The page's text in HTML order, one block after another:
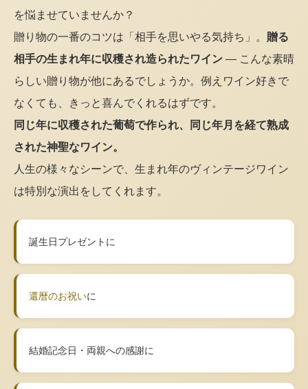
を悩ませていませんか？
贈り物の一番のコツは「相手を思いやる気持ち」。 贈る
相手の生まれ年に収穫され造られたワイン — こんな素晴
らしい贈り物が他にあるでしょうか。例えワイン好きで
なくても、きっと喜んでくれるはずです。
同じ年に収穫された葡萄で作られ、同じ年月を経て熟成
された神聖なワイン。
人生の様々なシーンで、生まれ年のヴィンテージワイン
は特別な演出をしてくれます。
誕生日プレゼントに
還暦のお祝いに
結婚記念日・両親への感謝に